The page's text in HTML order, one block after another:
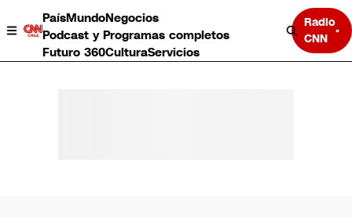
PaísMundoNegocios
Podcast y Programas completos
Futuro 360CulturaServicios
Radio
CNN